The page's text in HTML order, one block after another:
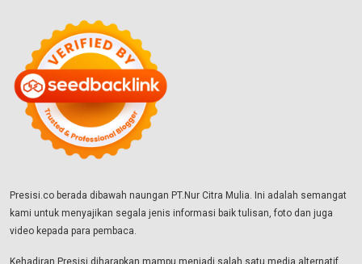
Presisi.co berada dibawah naungan PT.Nur Citra Mulia. Ini adalah semangat
kami untuk menyajikan segala jenis informasi baik tulisan, foto dan juga
video kepada para pembaca.